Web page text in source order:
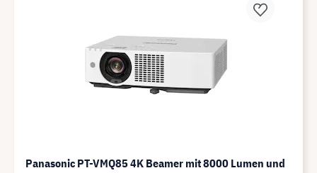
Panasonic PT-VMQ85 4K Beamer mit 8000 Lumen und